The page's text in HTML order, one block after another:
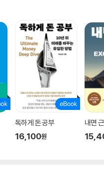
독하게 돈 공부
16,100원
내면